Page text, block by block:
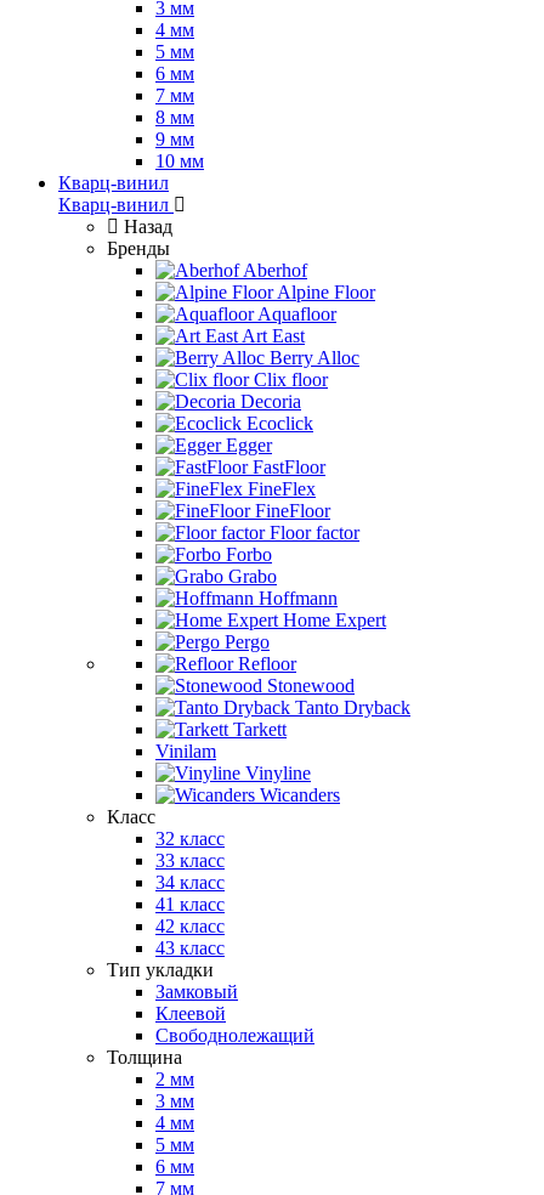
3 мм
4 мм
5 мм
6 мм
7 мм
8 мм
9 мм
10 мм
Кварц-винил
Кварц-винил
Назад
Бренды
Aberhof
Alpine Floor
Aquafloor
Art East
Berry Alloc
Clix floor
Decoria
Ecoclick
Egger
FastFloor
FineFlex
FineFloor
Floor factor
Forbo
Grabo
Hoffmann
Home Expert
Pergo
Refloor
Stonewood
Tanto Dryback
Tarkett
Vinilam
Vinyline
Wicanders
Класс
32 класс
33 класс
34 класс
41 класс
42 класс
43 класс
Тип укладки
Замковый
Клеевой
Свободнолежащий
Толщина
2 мм
3 мм
4 мм
5 мм
6 мм
7 мм